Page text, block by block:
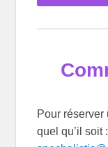
Pour réserver
quel qu’il soit